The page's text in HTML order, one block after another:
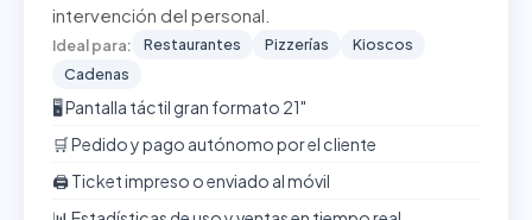
intervención del personal.
Ideal para: Restaurantes Pizzerías
Kioscos
Cadenas
🖥️ Pantalla táctil gran formato 21"
🛒 Pedido y pago autónomo por el cliente
🖨️ Ticket impreso o enviado al móvil